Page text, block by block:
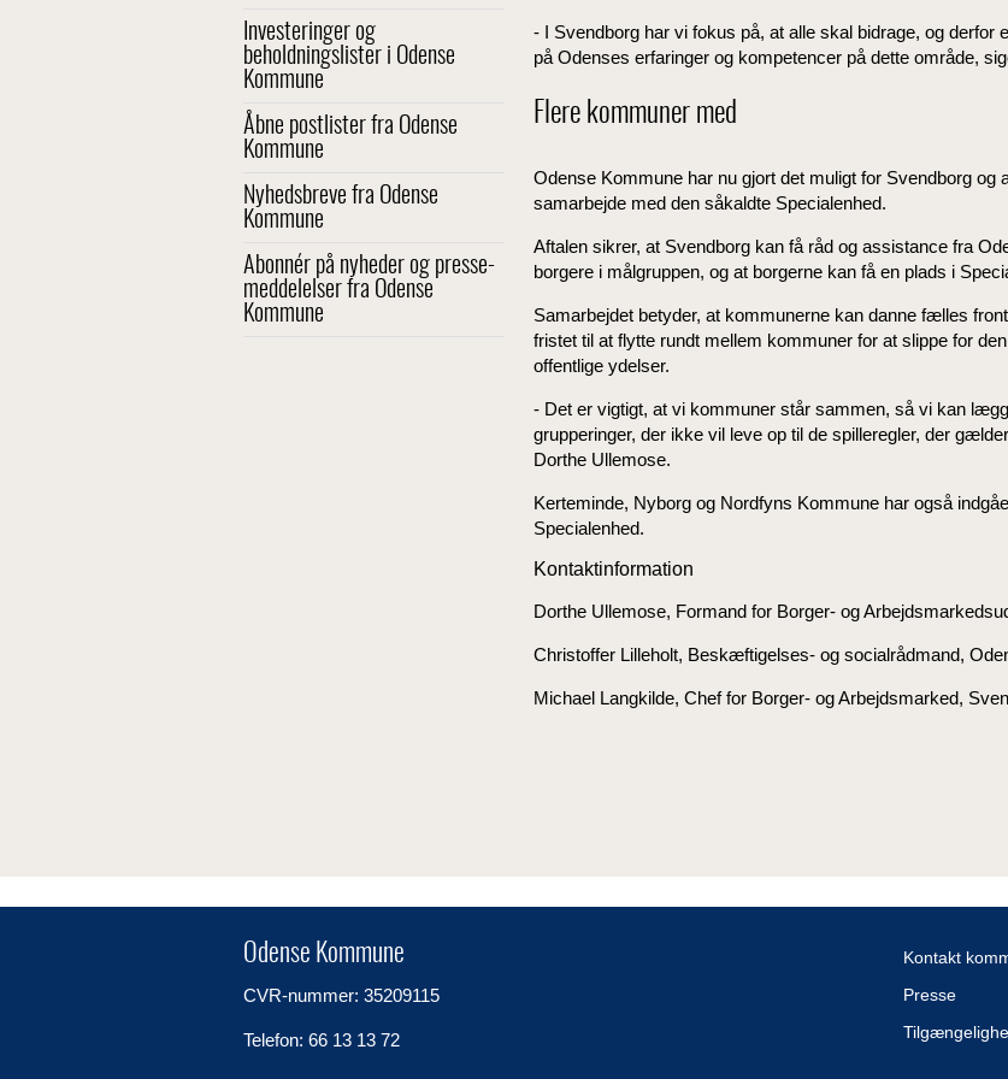
Investeringer og
beholdningslister i Odense
Kommune
Åbne postlister fra Odense
Kommune
Nyhedsbreve fra Odense
Kommune
Abonnér på nyheder og presse-
meddelelser fra Odense
Kommune
- I Svendborg har vi fokus på, at alle skal bidrage, og
på Odenses erfaringer og kompetencer på dette område,
Flere kommuner med
Odense Kommune har nu gjort det muligt for Svendborg og
samarbejde med den såkaldte Specialenhed.
Aftalen sikrer, at Svendborg kan få råd og assistance fra
borgere i målgruppen, og at borgerne kan få en plads i
Samarbejdet betyder, at kommunerne kan danne fælles
fristet til at flytte rundt mellem kommuner for at slippe for
offentlige ydelser.
- Det er vigtigt, at vi kommuner står sammen, så vi kan
grupperinger, der ikke vil leve op til de spilleregler, der
Dorthe Ullemose.
Kerteminde, Nyborg og Nordfyns Kommune har også
Specialenhed.
Kontaktinformation
Dorthe Ullemose, Formand for Borger- og
Christoffer Lilleholt, Beskæftigelses- og socialrådmand,
Michael Langkilde, Chef for Borger- og Arbejdsmarked,
Odense Kommune
CVR-nummer: 35209115
Telefon: 66 13 13 72
Kontakt
Presse